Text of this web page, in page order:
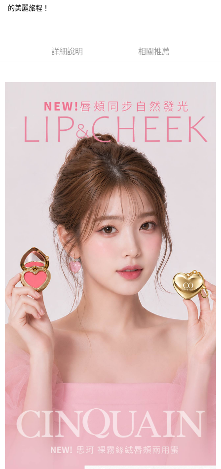
付款後7-11取貨
宅配
的美麗旅程！
詳細說明 相關推薦